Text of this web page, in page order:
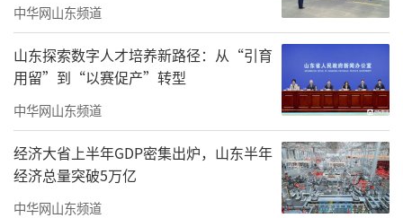
中华网山东频道
山东探索数字人才培养新路径：从“引育
用留”到“以赛促产”转型
中华网山东频道
经济大省上半年GDP密集出炉，山东半年
经济总量突破5万亿
中华网山东频道